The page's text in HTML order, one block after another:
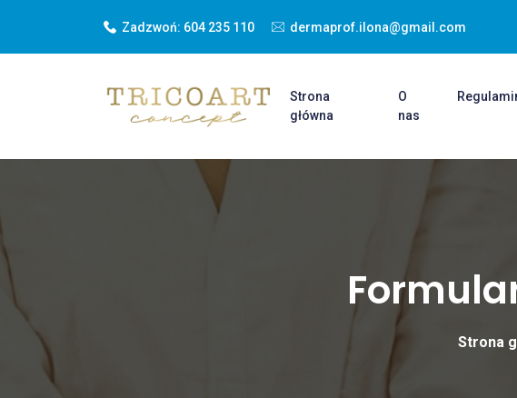
Zadzwoń: 604 235 110 dermaprof.ilona@gmail.com
Strona
główna
O
nas
Strona